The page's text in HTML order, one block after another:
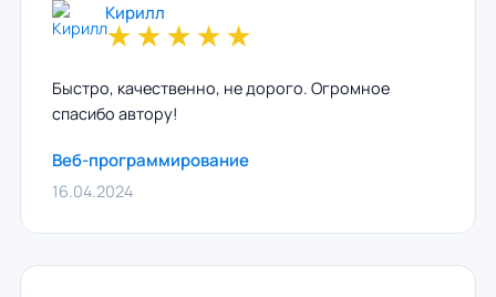
Кирилл
★★★★★
Быстро, качественно, не дорого. Огромное
спасибо автору!
Веб-программирование
16.04.2024